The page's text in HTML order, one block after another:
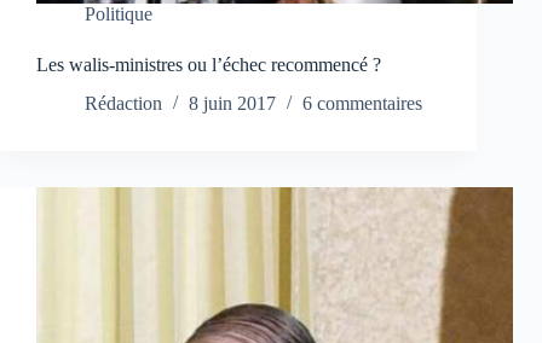
Politique
Les walis-ministres ou l’échec recommencé ?
Rédaction
8 juin 2017 6 commentaires